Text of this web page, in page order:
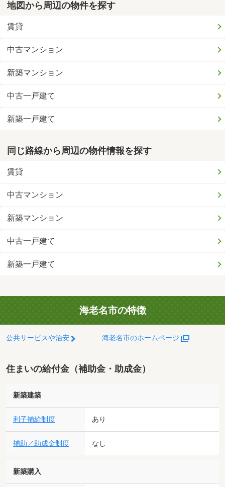
地図から周辺の物件を探す
賃貸
中古マンション
新築マンション
中古一戸建て
新築一戸建て
同じ路線から周辺の物件情報を探す
賃貸
中古マンション
新築マンション
中古一戸建て
新築一戸建て
海老名市の特徴
公共サービスや治安 海老名市のホームページ
住まいの給付金（補助金・助成金）
新築建築
利子補給制度 あり
補助／助成金制度 なし
新築購入